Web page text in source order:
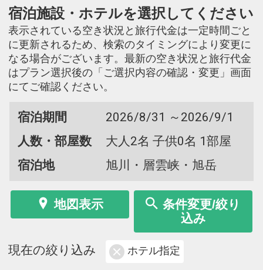
宿泊施設・ホテルを選択してください
表示されている空き状況と旅行代金は一定時間ごと
に更新されるため、検索のタイミングにより変更に
なる場合がございます。最新の空き状況と旅行代金
はプラン選択後の「ご選択内容の確認・変更」画面
にてご確認ください。
宿泊期間
2026/8/31 ～2026/9/1
人数・部屋数
大人2名 子供0名 1部屋
宿泊地
旭川・層雲峡・旭岳
地図表示
条件変更/絞り
込み
現在の絞り込み ホテル指定